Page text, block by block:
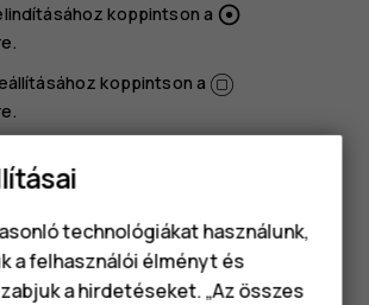
koppintson a adjust
koppintson a
technológiákat használunk,
a felhasználói élményt és
a hirdetéseket. „Az összes